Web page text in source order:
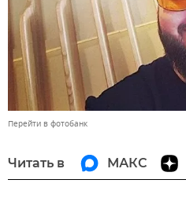
Перейти в фотобанк
Читать в МАКС